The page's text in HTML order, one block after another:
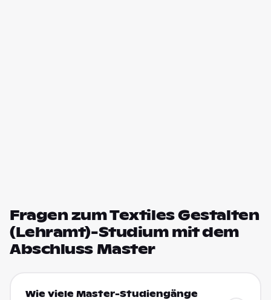
Fragen zum Textiles Gestalten
(Lehramt)-Studium mit dem
Abschluss Master
Wie viele Master-Studiengänge